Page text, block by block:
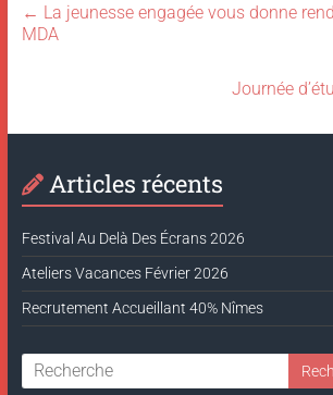
← La jeunesse engagée vous donne
MDA
Journée
Articles récents
Festival Au Delà Des Écrans 2026
Ateliers Vacances Février 2026
Recrutement Accueillant 40% Nîmes